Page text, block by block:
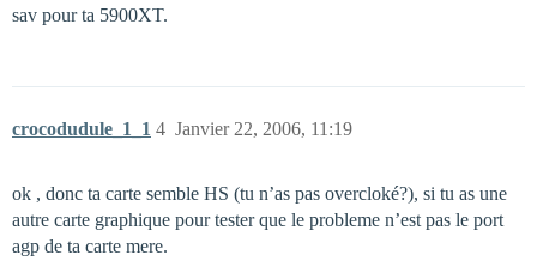
sav pour ta 5900XT.
crocodudule_1_1 Janvier 22, 2006, 11:19
4
ok , donc ta carte semble HS (tu n’as pas overcloké?), si tu as une
autre carte graphique pour tester que le probleme n’est pas le port
agp de ta carte mere.